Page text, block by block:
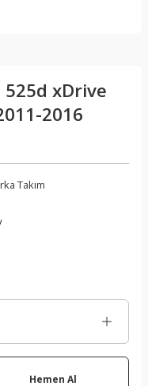
525d xDrive
2016
Takım
Hemen Al